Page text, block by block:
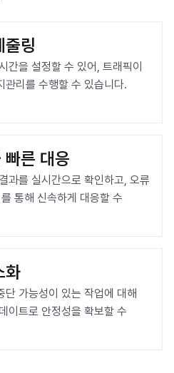
줄링
간을 설정할 수 있어, 트래픽이
관리를 수행할 수 있습니다.
빠른 대응
과를 실시간으로 확인하고, 오류
통해 신속하게 대응할 수
화
단 가능성이 있는 작업에 대해
이트로 안정성을 확보할 수